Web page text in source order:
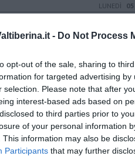
- Do Not Process
opt-out of the sale, sharing to
for targeted advertising
selection. Please note that after
interest-based ads based on
to third parties prior to
of your personal information
This information may also be
Participants that may further
LUNEDÌ
da varie associazioni, relativo ai
LUNEDÌ
successo per il
ad Assisi con Cristicchi.
organizzata dalla